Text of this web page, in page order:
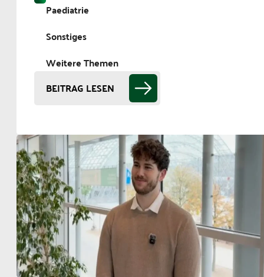
Paediatrie
Sonstiges
Weitere Themen
BEITRAG LESEN